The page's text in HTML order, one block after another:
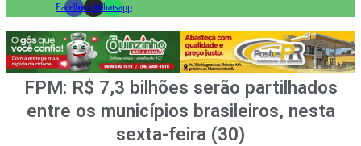
FacebookInstagramWhatsapp
FPM: R$ 7,3 bilhões serão partilhados
entre os municípios brasileiros, nesta
sexta-feira (30)